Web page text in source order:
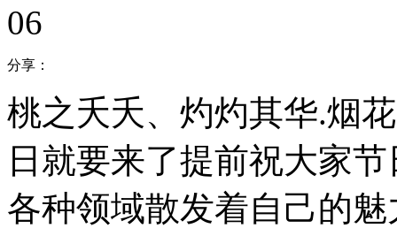
06
分享：
桃之夭夭、灼灼其华.烟
日就要来了提前祝大家
各种领域散发着自己的